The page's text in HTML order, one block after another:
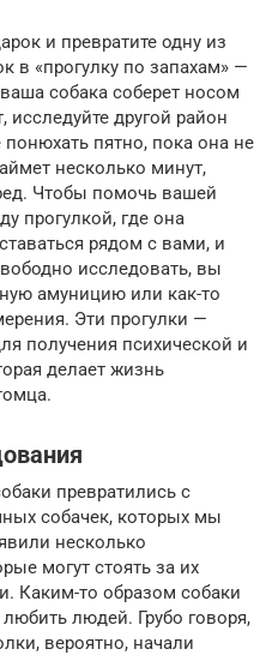
и превратите одну из
в «прогулку по запахам» —
собака соберет носом
другой район
понюхать пятно, пока она не
несколько минут,
Чтобы помочь вашей
прогулкой, где она
рядом с вами, и
исследовать, вы
амуницию или как-то
Эти прогулки —
получения психической и
делает жизнь
превратились с
собачек, которых мы
несколько
могут стоять за их
Каким-то образом собаки
людей. Грубо говоря,
вероятно, начали